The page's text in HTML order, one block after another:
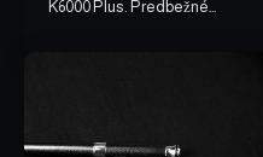
K6000 Plus. Predbežné…